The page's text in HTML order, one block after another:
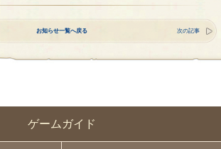
ゲームガイド
お知らせ一覧へ戻る 次の記事